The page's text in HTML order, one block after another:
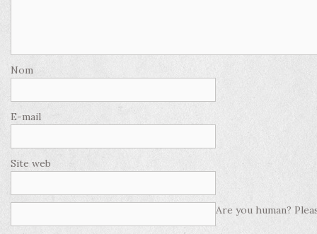
Nom
E-mail
Site web
Are you human?